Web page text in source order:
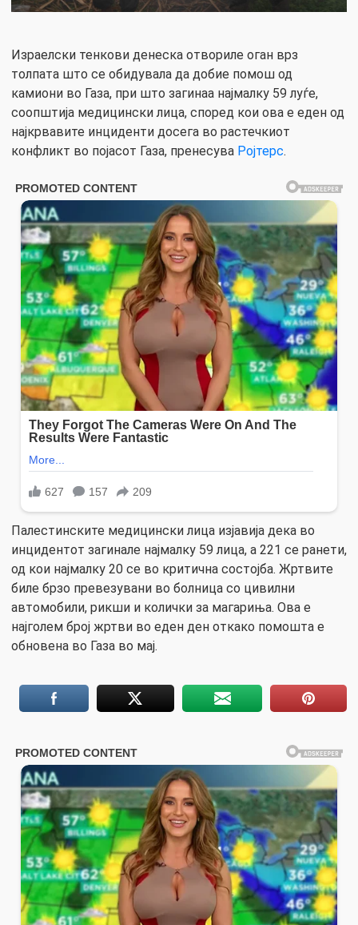
Израелски тенкови денеска отвориле оган врз
толпата што се обидувала да добие помош од
камиони во Газа, при што загинаа најмалку 59 луѓе,
соопштија медицински лица, според кои ова е еден од
најкрвавите инциденти досега во растечкиот
конфликт во појасот Газа, пренесува Ројтерс.
Палестинските медицински лица изјавија дека во
инцидентот загинале најмалку 59 лица, а 221 се ранети,
од кои најмалку 20 се во критична состојба. Жртвите
биле брзо превезувани во болница со цивилни
автомобили, рикши и колички за магариња. Ова е
најголем број жртви во еден ден откако помошта е
обновена во Газа во мај.